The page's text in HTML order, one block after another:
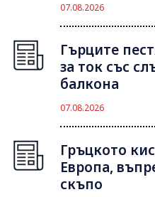
07.08.2026
Гърците
за ток със
балкона
07.08.2026
Гръцкото
Европа,
скъпо